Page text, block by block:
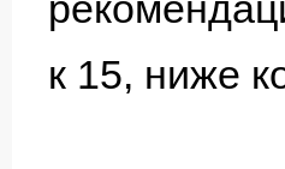
к 15, ниже